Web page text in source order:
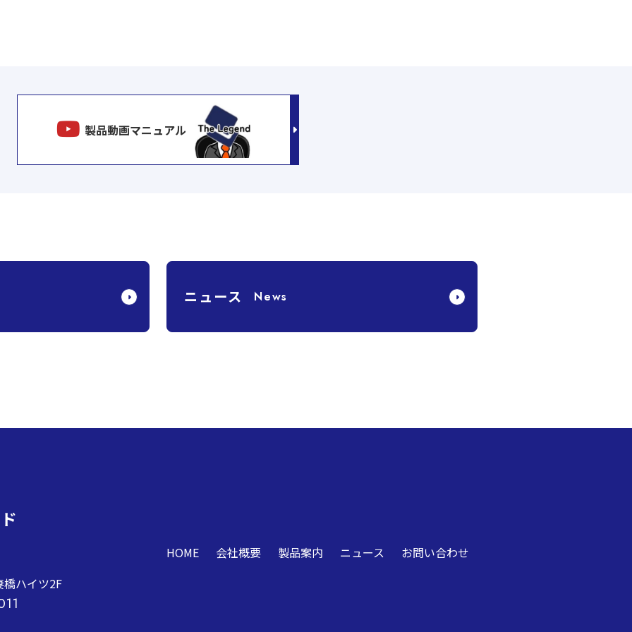
製品動画マニュアル
ニュース
ハイツ2F
HOME 会社概要 製品案内 ニュース お問い合わせ